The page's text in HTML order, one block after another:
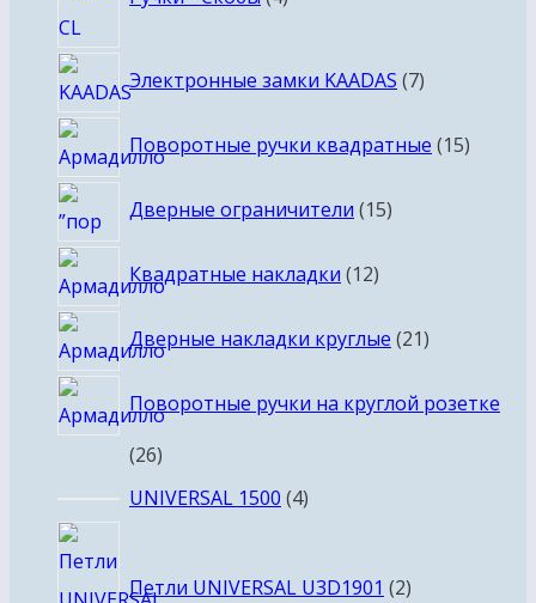
товара
Электронные замки KAADAS 77
Поворотные ручки квадратные 1515
Дверные ограничители 1515
Квадратные накладки 1212
Дверные накладки круглые 2121
Поворотные ручки на круглой розетке
2626
товаров
UNIVERSAL 1500 44
Петли UNIVERSAL U3D1901 2товара